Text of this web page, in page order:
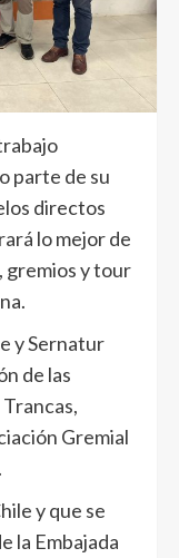
parte de su
directos
lo mejor de
gremios y tour
y Sernatur
de las
Gremial
y que se
la Embajada